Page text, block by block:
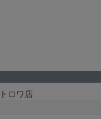
ロワ店